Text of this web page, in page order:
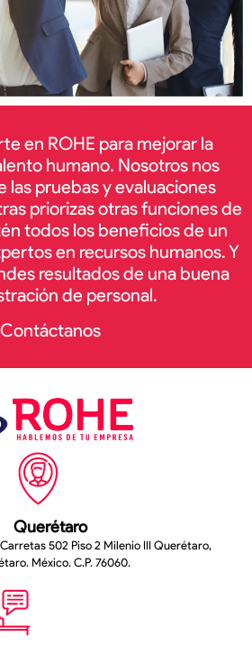
en ROHE para mejorar la
humano. Nosotros nos
las pruebas y evaluaciones
priorizas otras funciones de
todos los beneficios de un
en recursos humanos. Y
resultados de una buena
de personal.
Contáctanos
Querétaro
502 Piso 2 Milenio III Querétaro,
México. C.P. 76060.